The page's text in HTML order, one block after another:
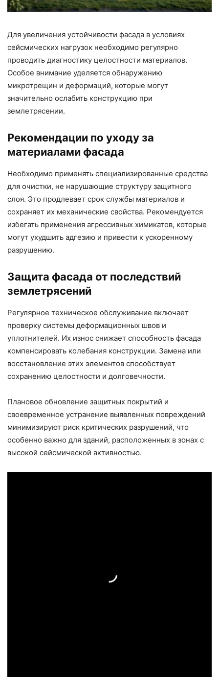
Для увеличения устойчивости фасада в условиях
сейсмических нагрузок необходимо регулярно
проводить диагностику целостности материалов.
Особое внимание уделяется обнаружению
микротрещин и деформаций, которые могут
значительно ослабить конструкцию при
землетрясении.
Рекомендации по уходу за
материалами фасада
Необходимо применять специализированные средства
для очистки, не нарушающие структуру защитного
слоя. Это продлевает срок службы материалов и
сохраняет их механические свойства. Рекомендуется
избегать применения агрессивных химикатов, которые
могут ухудшить адгезию и привести к ускоренному
разрушению.
Защита фасада от последствий
землетрясений
Регулярное техническое обслуживание включает
проверку системы деформационных швов и
уплотнителей. Их износ снижает способность фасада
компенсировать колебания конструкции. Замена или
восстановление этих элементов способствует
сохранению целостности и долговечности.
Плановое обновление защитных покрытий и
своевременное устранение выявленных повреждений
минимизируют риск критических разрушений, что
особенно важно для зданий, расположенных в зонах с
высокой сейсмической активностью.